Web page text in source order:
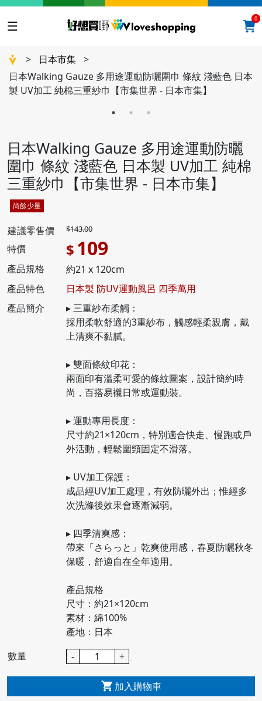
0
> 日本市集
>
日本Walking Gauze 多用途運動防曬圍巾 條紋 淺藍色 日本
製 UV加工 純棉三重紗巾【市集世界 - 日本市集】
日本Walking Gauze 多用途運動防曬
圍巾 條紋 淺藍色 日本製 UV加工 純棉
三重紗巾【市集世界 - 日本市集】
尚餘少量
建議零售價 $143.00
特價 $ 109
產品規格
約21 x 120cm
產品特色
日本製 防UV運動風呂 四季萬用
產品簡介
▸ 三重紗布柔觸：
採用柔軟舒適的3重紗布，觸感輕柔親膚，戴
上清爽不黏膩。
▸ 雙面條紋印花：
兩面印有溫柔可愛的條紋圖案，設計簡約時
尚，百搭易襯日常或運動裝。
▸ 運動專用長度：
尺寸約21×120cm，特別適合快走、慢跑或戶
外活動，輕鬆圍頸固定不滑落。
▸ UV加工保護：
成品經UV加工處理，有效防曬外出；惟經多
次洗滌後效果會逐漸減弱。
▸ 四季清爽感：
帶來「さらっと」乾爽使用感，春夏防曬秋冬
保暖，舒適自在全年適用。
產品規格
尺寸：約21×120cm
素材：綿100%
產地：日本
數量
- +
加入購物車